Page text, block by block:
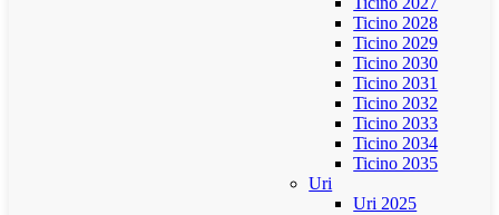
Ticino 2028
Ticino 2029
Ticino 2030
Ticino 2031
Ticino 2032
Ticino 2033
Ticino 2034
Ticino 2035
Uri
Uri 2025